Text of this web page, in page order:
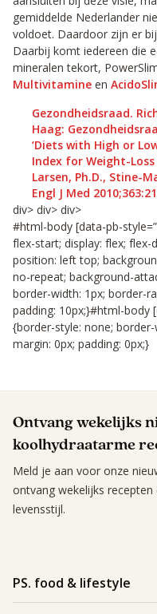
gemiddelde Nederlander
voldoet. Daardoor zijn er
Daarbij komt iedereen die
mineralen tekort,
Multivitamine en
Gezondheidsraad.
Haag:
‘Diets with High or
Index for Weight-
Larsen, Ph.D., Stine-
Engl J Med
div> div> div>
#html-body [data-pb-
flex-start; display: flex;
position: left top;
no-repeat; background-
border-width: 1px; border-
padding: 10px;}#html-body
{border-style: none;
margin: 0px; padding: 0px;}
Ontvang wekelijks
koolhydraatarme
Meld je aan voor onze
ontvang wekelijks
levensstijl.
PS. food & lifestyle